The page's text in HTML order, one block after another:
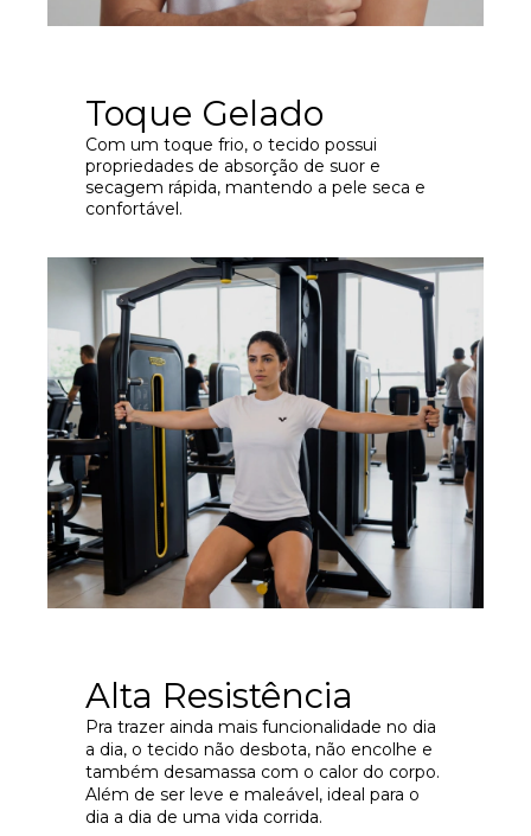
Toque Gelado
Com um toque frio, o tecido possui
propriedades de absorção de suor e
secagem rápida, mantendo a pele seca e
confortável.
Alta Resistência
Pra trazer ainda mais funcionalidade no dia
a dia, o tecido não desbota, não encolhe e
também desamassa com o calor do corpo.
Além de ser leve e maleável, ideal para o
dia a dia de uma vida corrida.